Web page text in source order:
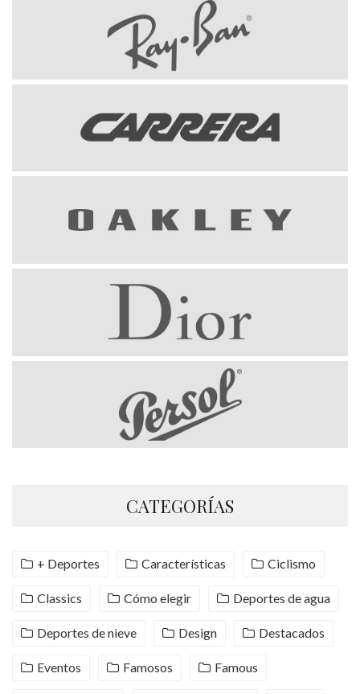
CATEGORÍAS
+ Deportes Características Ciclismo
Classics Cómo elegir Deportes de agua
Deportes de nieve Design Destacados
Eventos Famosos Famous